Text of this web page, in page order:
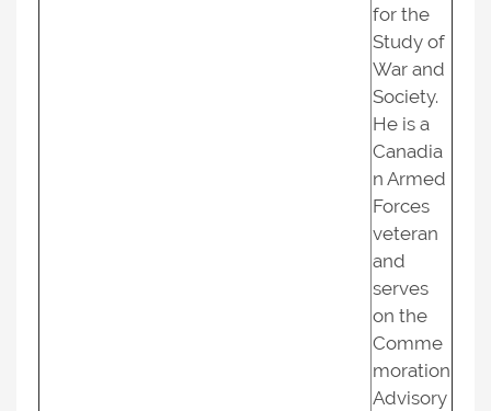
for the
Study of
War and
Society.
He is a
Canadia
n Armed
Forces
veteran
and
serves
on the
Comme
moration
Advisory